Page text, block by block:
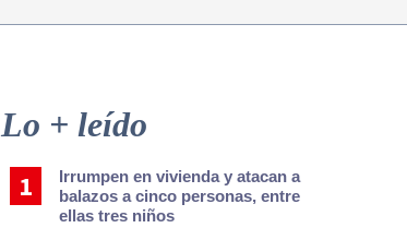
Sidebar
Lo + leído
Irrumpen en vivienda y atacan a
balazos a cinco personas, entre
ellas tres niños